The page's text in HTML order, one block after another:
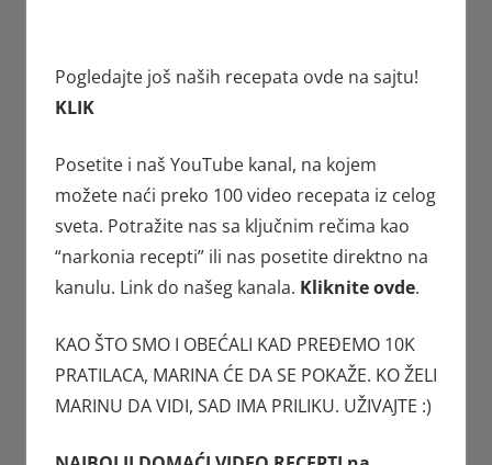
Pogledajte još naših recepata ovde na sajtu!
KLIK
Posetite i naš YouTube kanal, na kojem
možete naći preko 100 video recepata iz celog
sveta. Potražite nas sa ključnim rečima kao
“narkonia recepti” ili nas posetite direktno na
kanulu. Link do našeg kanala. Kliknite ovde.
KAO ŠTO SMO I OBEĆALI KAD PREĐEMO 10K
PRATILACA, MARINA ĆE DA SE POKAŽE. KO ŽELI
MARINU DA VIDI, SAD IMA PRILIKU. UŽIVAJTE :)